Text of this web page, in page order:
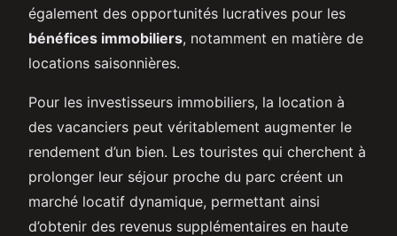
également des opportunités lucratives pour les
bénéfices immobiliers, notamment en matière de
locations saisonnières.
Pour les investisseurs immobiliers, la location à
des vacanciers peut véritablement augmenter le
rendement d’un bien. Les touristes qui cherchent à
prolonger leur séjour proche du parc créent un
marché locatif dynamique, permettant ainsi
d’obtenir des revenus supplémentaires en haute